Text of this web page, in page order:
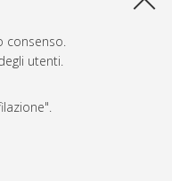
consenso.
utenti.